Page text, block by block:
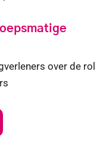
over de rol